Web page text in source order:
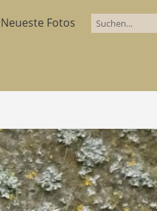
Neueste Fotos